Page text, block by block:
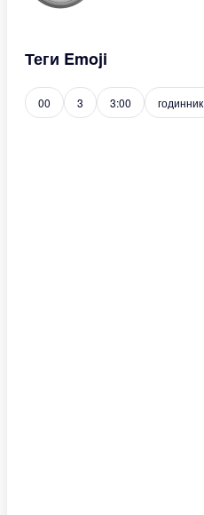
Теги Emoji
00 3 3:00 годинник